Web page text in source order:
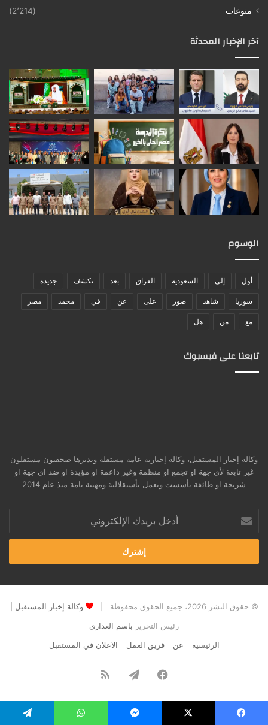
منوعات
(2٬214)
آخر الإخبار المحدثة
الوسوم
أول إلى السعودية العراق بعد تكشف جديدة
سوريا شاهد صور على عن في محمد مصر
مع من هل
تابعنا على فيسبوك
وكالة إخبار المستقبل، وكالة إخبارية عامة مستقلة ويديرها صحفيون مستقلون
غير تابعة لأي جهة او تجمع او منظمة وغير داعمة او مؤيدة او ضد اي جهة او
شريحة او طائفة تأسست وتعمل بأستقلالية ومهنية تامة منذ عام 2014
بريدك
الإلكتروني
© حقوق النشر 2026، جميع الحقوق محفوظة | وكالة إخبار المستقبل
رئيس التحرير باسم العذاري
الرئيسية
عن فريق العمل الاعلان في المستقبل
فيسبوك تيلقرام
الموقع